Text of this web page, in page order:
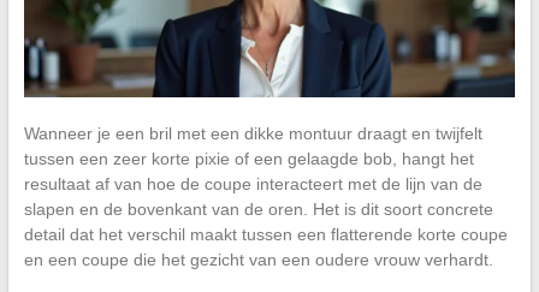
Wanneer je een bril met een dikke montuur draagt en twijfelt
tussen een zeer korte pixie of een gelaagde bob, hangt het
resultaat af van hoe de coupe interacteert met de lijn van de
slapen en de bovenkant van de oren. Het is dit soort concrete
detail dat het verschil maakt tussen een flatterende korte coupe
en een coupe die het gezicht van een oudere vrouw verhardt.